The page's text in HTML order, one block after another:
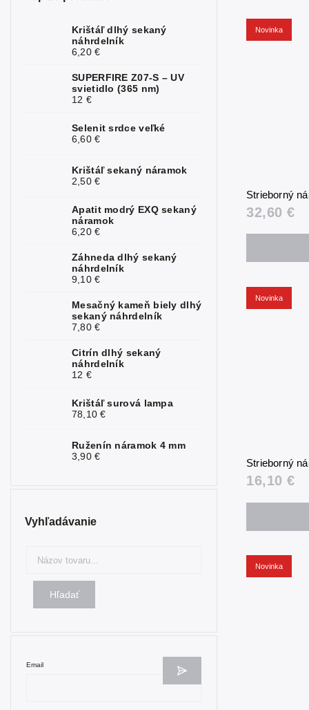
2
1
1
1
2
2
2
1
Fosfosiderit 1
Krištáľ dlhý sekaný
náhrdelník
6,20 €
SUPERFIRE Z07-S – UV
svietidlo (365 nm)
12 €
Selenit srdce veľké
6,60 €
Krištáľ sekaný náramok
2,50 €
Apatit modrý EXQ sekaný
náramok
6,20 €
Záhneda dlhý sekaný
náhrdelník
9,10 €
Mesačný kameň biely dlhý
sekaný náhrdelník
7,80 €
Citrín dlhý sekaný
náhrdelník
12 €
Krištáľ surová lampa
78,10 €
Ruženín náramok 4 mm
3,90 €
Vyhľadávanie
Hľadať
Email
Novinka
Strieborný
32,60 €
Novinka
Strieborný
16,10 €
Novinka